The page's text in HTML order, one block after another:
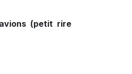
(petit rire